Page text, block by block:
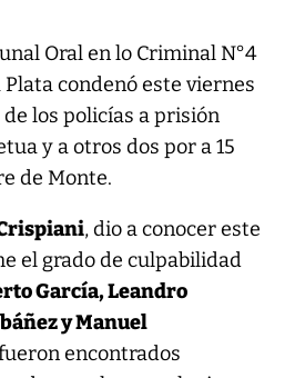
Oral en lo Criminal N°4
Plata condenó este viernes
de los policías a prisión
y a otros dos por a 15
de Monte.
, dio a conocer este
el grado de culpabilidad
García, Leandro
y Manuel
encontrados